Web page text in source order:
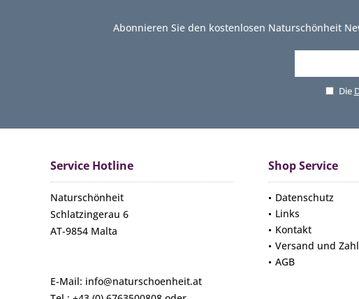
Abonnieren Sie den kostenlosen Naturschönheit
Die
Service Hotline
Naturschönheit
Schlatzingerau 6
AT-9854 Malta
E-Mail: info@naturschoenheit.at
Shop Service
Datenschutz
Links
Kontakt
Versand und
AGB